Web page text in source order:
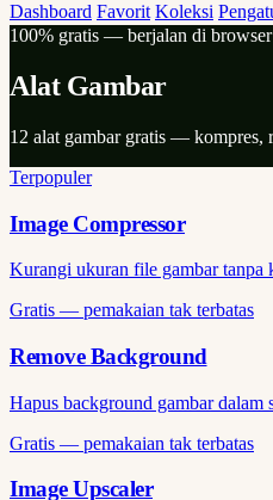
Dashboard Favorit Koleksi
100% gratis — berjalan di browser
Alat Gambar
12 alat gambar gratis — kompres,
Terpopuler
Image Compressor
Kurangi ukuran file gambar tanpa
Gratis — pemakaian tak terbatas
Remove Background
Hapus background gambar
Gratis — pemakaian tak terbatas
Image Upscaler